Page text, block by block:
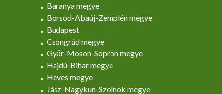
Baranya megye
Borsod-Abaúj-Zemplén megye
Budapest
Csongrád megye
Győr-Moson-Sopron megye
Hajdú-Bihar megye
Heves megye
Jász-Nagykun-Szolnok megye